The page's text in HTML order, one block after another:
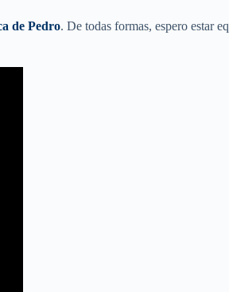
de Pedro. De todas formas, espero estar